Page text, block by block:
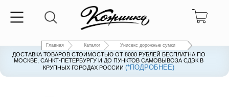
Главная Каталог Унисекс дорожные сумки
ДОСТАВКА ТОВАРОВ СТОИМОСТЬЮ ОТ 8000 РУБЛЕЙ БЕСПЛАТНА ПО
МОСКВЕ, САНКТ-ПЕТЕРБУРГУ И ДО ПУНКТОВ САМОВЫВОЗА СДЭК В
КРУПНЫХ ГОРОДАХ РОССИИ(*ПОДРОБНЕЕ)
ДОСТАВКА ТОВАРОВ СТОИМОСТЬЮ ОТ 8000 РУБЛЕЙ БЕСПЛАТНА ПО
МОСКВЕ, САНКТ-ПЕТЕРБУРГУ И ДО ПУНКТОВ САМОВЫВОЗА СДЭК В
КРУПНЫХ ГОРОДАХ РОССИИ(*ПОДРОБНЕЕ)